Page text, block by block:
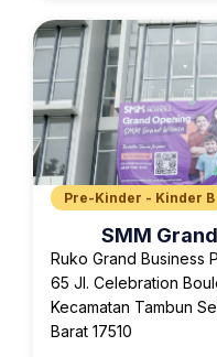
Pre-Kinder - Kinder B
SMM
Ruko Grand Business
65 Jl. Celebration
Kecamatan Tambun
Barat 17510